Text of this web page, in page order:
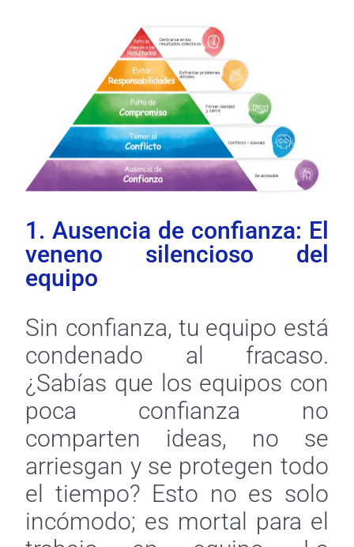
1. Ausencia de confianza: El
veneno silencioso del
equipo
Sin confianza, tu equipo está
condenado al fracaso.
¿Sabías que los equipos con
poca confianza no
comparten ideas, no se
arriesgan y se protegen todo
el tiempo? Esto no es solo
incómodo; es mortal para el